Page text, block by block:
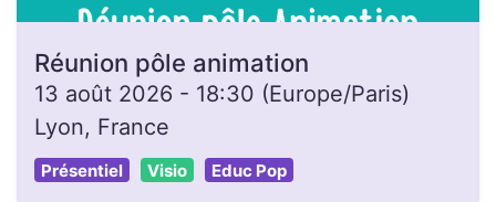
Réunion pôle animation
13 août 2026 - 18:30 (Europe/Paris)
Lyon, France
Présentiel Visio Educ Pop